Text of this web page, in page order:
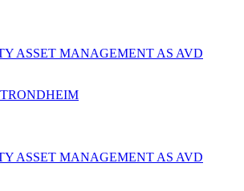
ASSET MANAGEMENT AS AVD
TRONDHEIM
ASSET MANAGEMENT AS AVD